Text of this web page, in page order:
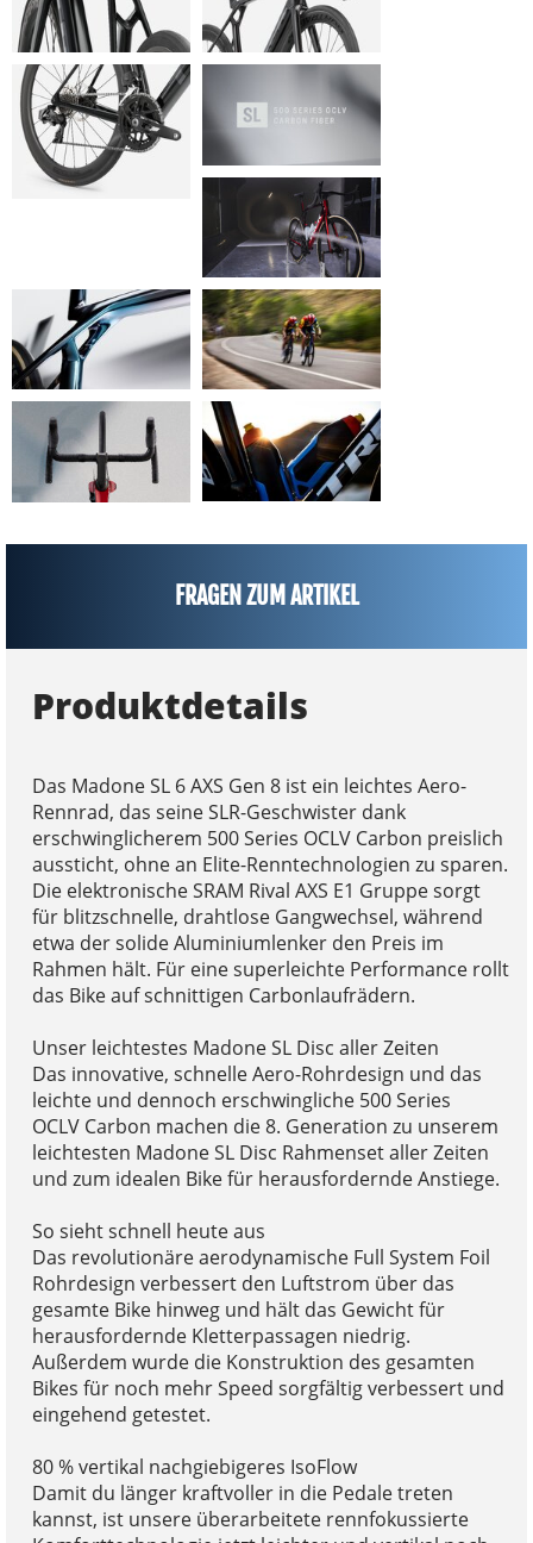
FRAGEN ZUM ARTIKEL
Produktdetails
Das Madone SL 6 AXS Gen 8 ist ein leichtes Aero-
Rennrad, das seine SLR-Geschwister dank
erschwinglicherem 500 Series OCLV Carbon preislich
aussticht, ohne an Elite-Renntechnologien zu sparen.
Die elektronische SRAM Rival AXS E1 Gruppe sorgt
für blitzschnelle, drahtlose Gangwechsel, während
etwa der solide Aluminiumlenker den Preis im
Rahmen hält. Für eine superleichte Performance rollt
das Bike auf schnittigen Carbonlaufrädern.
Unser leichtestes Madone SL Disc aller Zeiten
Das innovative, schnelle Aero-Rohrdesign und das
leichte und dennoch erschwingliche 500 Series
OCLV Carbon machen die 8. Generation zu unserem
leichtesten Madone SL Disc Rahmenset aller Zeiten
und zum idealen Bike für herausfordernde Anstiege.
So sieht schnell heute aus
Das revolutionäre aerodynamische Full System Foil
Rohrdesign verbessert den Luftstrom über das
gesamte Bike hinweg und hält das Gewicht für
herausfordernde Kletterpassagen niedrig.
Außerdem wurde die Konstruktion des gesamten
Bikes für noch mehr Speed sorgfältig verbessert und
eingehend getestet.
80 % vertikal nachgiebigeres IsoFlow
Damit du länger kraftvoller in die Pedale treten
kannst, ist unsere überarbeitete rennfokussierte